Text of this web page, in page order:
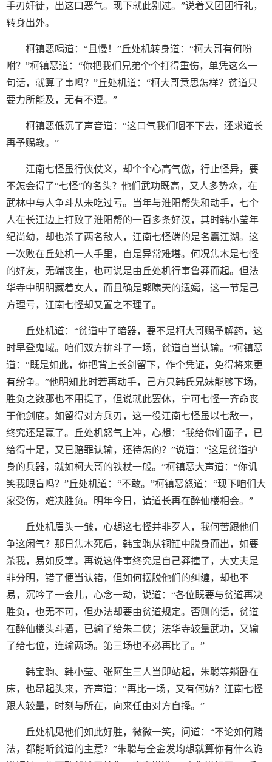
手刃奸徒，出这口恶气。现下就此别过。”说着又团团行礼，
转身出外。
柯镇恶喝道：“且慢！”丘处机转身道：“柯大哥有何吩
咐？”柯镇恶道：“你把我们兄弟个个打得重伤，单凭这么一
句话，就算了事吗？”丘处机道：“柯大哥意思怎样？贫道只
要力所能及，无有不遵。”
柯镇恶低沉了声音道：“这口气我们咽不下去，还求道长
再予赐教。”
江南七怪虽行侠仗义，却个个心高气傲，行止怪异，要
不怎会得了“七怪”的名头？他们武功既高，又人多势众，在
武林中与人争斗从未吃过亏。当年与淮阳帮失和动手，七个
人在长江边上打败了淮阳帮的一百多条好汉，其时韩小莹年
纪尚幼，却也杀了两名敌人，江南七怪端的是名震江湖。这
一次败在丘处机一人手里，自是异常难堪。何况焦木是七怪
的好友，无端丧生，也可说是由丘处机行事鲁莽而起。但法
华寺中明明藏着女人，而且确是郭啸天的遗孀，这一节是己
方理亏，江南七怪却又置之不理了。
丘处机道：“贫道中了暗器，要不是柯大哥赐予解药，这
时早登鬼域。咱们双方拚斗了一场，贫道自当认输。”柯镇恶
道：“既是如此，你把背上长剑留下，作个凭证，免得将来更
有纷争。”他明知此时若再动手，己方只韩氏兄妹能够下场，
胜负之数那也不用提了，但说就此罢休，宁可七怪一齐命丧
于他剑底。如留得对方兵刃，这一役江南七怪虽以七敌一，
终究还是赢了。丘处机怒气上冲，心想：“我给你们面子，已
给得十足，又已赔罪认输，还待怎的？”说道：“这是贫道护
身的兵器，就如柯大哥的铁杖一般。”柯镇恶大声道：“你讥
笑我眼盲吗？”丘处机道：“不敢。”柯镇恶怒道：“现下咱们大
家受伤，难决胜负。明年今日，请道长再在醉仙楼相会。”
丘处机眉头一皱，心想这七怪并非歹人，我何苦跟他们
争这闲气？那日焦木死后，韩宝驹从铜缸中脱身而出，如要
杀我，易如反掌。再说这件事终究是自己莽撞了，大丈夫是
非分明，错了便当认错，但如何摆脱他们的纠缠，却也不
易，沉吟了一会儿，心念一动，说道：“各位既要与贫道再决
胜负，也无不可，但办法却要由贫道规定。否则的话，贫道
在醉仙楼头斗酒，已输了给朱二侠；法华寺较量武功，又输
了给七位，连输两场。第三场也不必再比了。”
韩宝驹、韩小莹、张阿生三人当即站起，朱聪等躺卧在
床，也昂起头来，齐声道：“再比一场，又有何妨？江南七怪
跟人较量，时刻与所在，向来任由对方自择。”
丘处机见他们如此好胜，微微一笑，问道：“不论如何赌
法，都能听贫道的主意？”朱聪与全金发均想就算你有什么诡